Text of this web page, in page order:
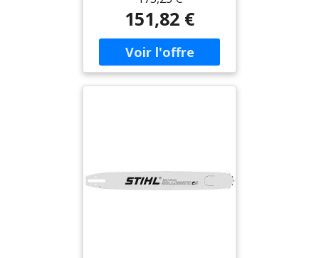
Chine, Poignée à deux
mains, Structure portante
Plastique, Type de moteur
2 temps, Cylindrée
50,4cm³, Puissance
nominale 2.68HP, Système
Longueur de la lame
40cm, Barre standard
151,82 €